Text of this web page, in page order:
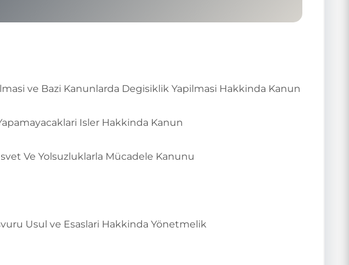
ve Bazi Kanunlarda Degisiklik Yapilmasi Hakkinda Kanun
Isler Hakkinda Kanun
Ve Yolsuzluklarla Mücadele Kanunu
Usul ve Esaslari Hakkinda Yönetmelik